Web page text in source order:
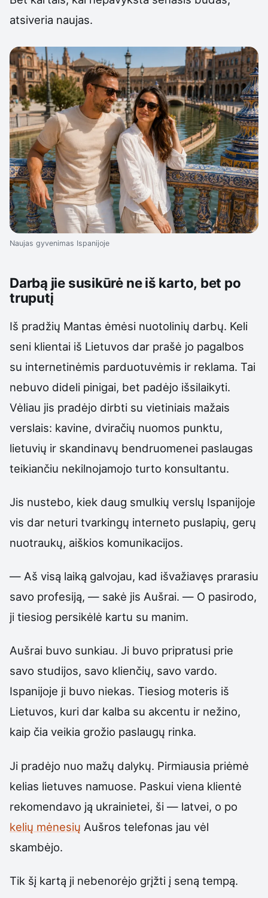
atsiveria naujas.
Naujas gyvenimas Ispanijoje
Darbą jie susikūrė ne iš karto, bet po
truputį
Iš pradžių Mantas ėmėsi nuotolinių darbų. Keli
seni klientai iš Lietuvos dar prašė jo pagalbos
su internetinėmis parduotuvėmis ir reklama. Tai
nebuvo dideli pinigai, bet padėjo išsilaikyti.
Vėliau jis pradėjo dirbti su vietiniais mažais
verslais: kavine, dviračių nuomos punktu,
lietuvių ir skandinavų bendruomenei paslaugas
teikiančiu nekilnojamojo turto konsultantu.
Jis nustebo, kiek daug smulkių verslų Ispanijoje
vis dar neturi tvarkingų interneto puslapių, gerų
nuotraukų, aiškios komunikacijos.
— Aš visą laiką galvojau, kad išvažiavęs prarasiu
savo profesiją, — sakė jis Aušrai. — O pasirodo,
ji tiesiog persikėlė kartu su manim.
Aušrai buvo sunkiau. Ji buvo pripratusi prie
savo studijos, savo klienčių, savo vardo.
Ispanijoje ji buvo niekas. Tiesiog moteris iš
Lietuvos, kuri dar kalba su akcentu ir nežino,
kaip čia veikia grožio paslaugų rinka.
Ji pradėjo nuo mažų dalykų. Pirmiausia priėmė
kelias lietuves namuose. Paskui viena klientė
rekomendavo ją ukrainietei, ši — latvei, o po
kelių mėnesių Aušros telefonas jau vėl
skambėjo.
Tik šį kartą ji nebenorėjo grįžti į seną tempą.